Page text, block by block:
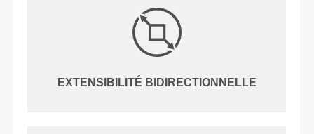
EXTENSIBILITÉ BIDIRECTIONNELLE